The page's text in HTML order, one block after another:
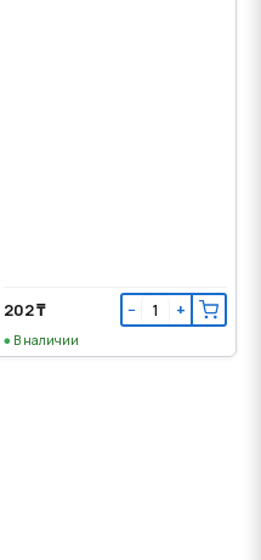
202 ₸ − +
В наличии